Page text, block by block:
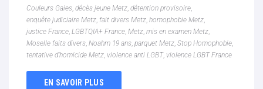
Couleurs Gaies, décès jeune Metz, détention provisoire,
enquête judiciaire Metz, fait divers Metz, homophobie Metz,
justice France, LGBTQIA+ France, Metz, mis en examen Metz,
Moselle faits divers, Noahm 19 ans, parquet Metz, Stop Homophobie,
tentative d’homicide Metz, violence anti LGBT, violence LGBT France
EN SAVOIR PLUS